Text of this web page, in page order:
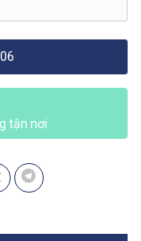
tận nơi